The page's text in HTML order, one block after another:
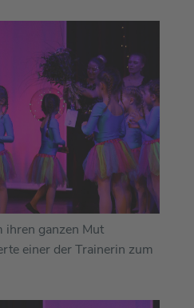
ihren ganzen Mut
einer der Trainerin zum